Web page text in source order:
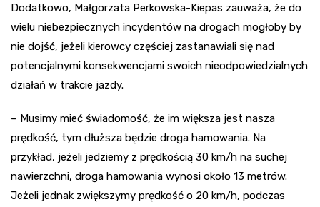
Dodatkowo, Małgorzata Perkowska-Kiepas zauważa, że do
wielu niebezpiecznych incydentów na drogach mogłoby by
nie dojść, jeżeli kierowcy częściej zastanawiali się nad
potencjalnymi konsekwencjami swoich nieodpowiedzialnych
działań w trakcie jazdy.
– Musimy mieć świadomość, że im większa jest nasza
prędkość, tym dłuższa będzie droga hamowania. Na
przykład, jeżeli jedziemy z prędkością 30 km/h na suchej
nawierzchni, droga hamowania wynosi około 13 metrów.
Jeżeli jednak zwiększymy prędkość o 20 km/h, podczas